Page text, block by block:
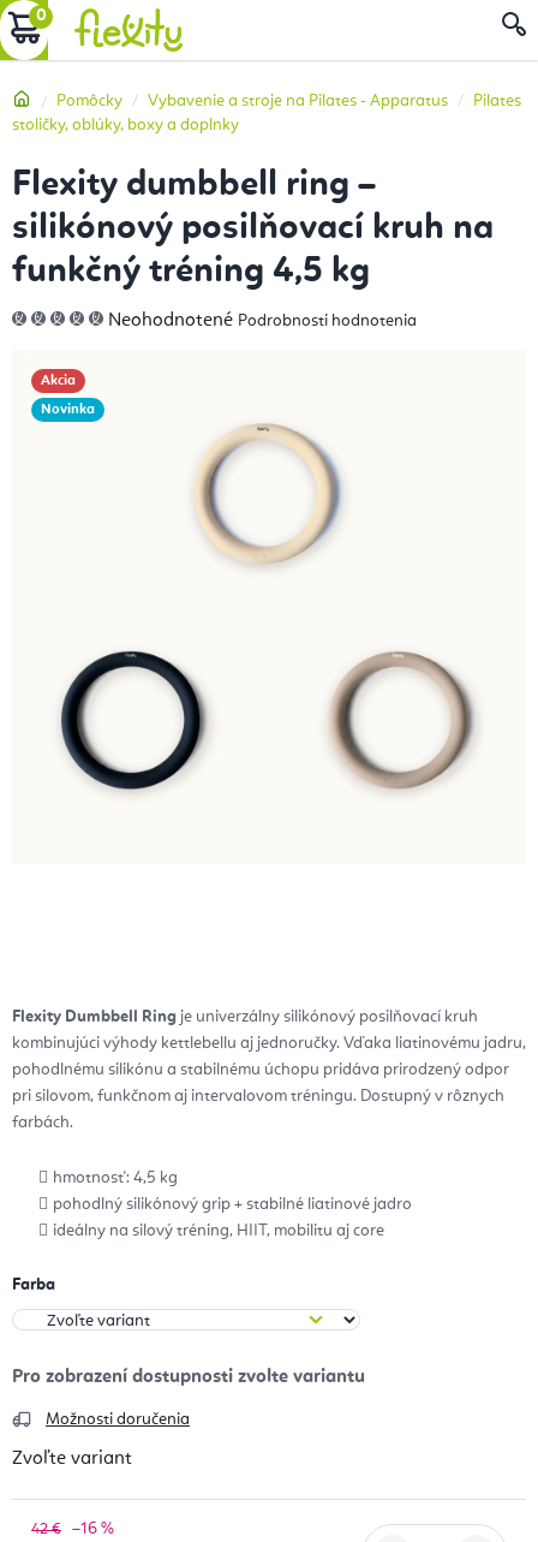
Prejsť
na
NÁKUPNÝ
DomovPomôcky Vybavenie a stroje na Pilates - Apparatus
Pilates
stoličky, oblúky, boxy a doplnky
Flexity Dumbbell Ring je univerzálny silikónový posilňovací kruh
kombinujúci výhody kettlebellu aj jednoručky. Vďaka liatinovému jadru,
pohodlnému silikónu a stabilnému úchopu pridáva prirodzený odpor
pri silovom, funkčnom aj intervalovom tréningu. Dostupný v rôznych
farbách.
hmotnosť: 4,5 kg
pohodlný silikónový grip + stabilné liatinové jadro
ideálny na silový tréning, HIIT, mobilitu aj core
Farba
Možnosti doručenia
Zvoľte variant
42 € –16 %
Flexity dumbbell ring –
silikónový posilňovací kruh na
funkčný tréning 4,5 kg
Priemerné
hodnotenie
Neohodnotené Podrobnosti hodnotenia
Akcia
Novinka